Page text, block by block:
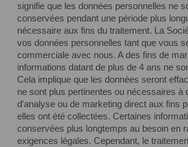
signifie que les données personnelles ne
conservées pendant une période plus
nécessaire aux fins du traitement. La
vos données personnelles tant que vous
commerciale avec nous. A des fins de
informations datant de plus de 4 ans ne
Cela implique que les données seront
ne sont plus pertinentes ou nécessaires à
d'analyse ou de marketing direct aux fins
elles ont été collectées. Certaines
conservées plus longtemps au besoin en
exigences légales. Cependant, le